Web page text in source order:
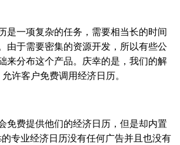
是一项复杂的任务，需要相当长的时间
由于需要密集的资源开发，所以有些公
来分布这个产品。庆幸的是，我们的解
许客户免费调用经济日历。
免费提供他们的经济日历，但是却内置
专业经济日历没有任何广告并且也没有